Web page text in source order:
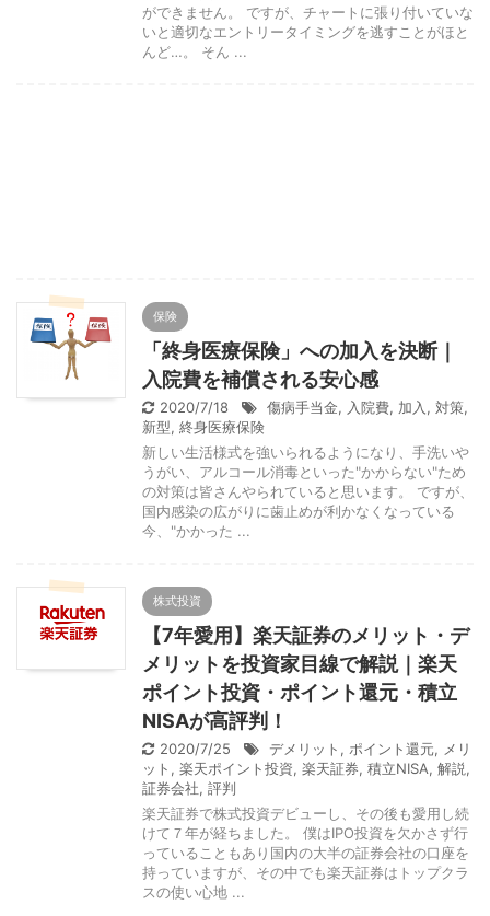
ができません。 ですが、チャートに張り付いていな
いと適切なエントリータイミングを逃すことがほと
んど…。 そん ...
保険
「終身医療保険」への加入を決断｜
入院費を補償される安心感
2020/7/18 傷病手当金, 入院費, 加入 , 対策,
新型, 終身医療保険
新しい生活様式を強いられるようになり、手洗いや
うがい、アルコール消毒といった"かからない"ため
の対策は皆さんやられていると思います。 ですが、
国内感染の広がりに歯止めが利かなくなっている
今、"かかった ...
株式投資
【7年愛用】楽天証券のメリット・デ
メリットを投資家目線で解説｜楽天
ポイント投資・ポイント還元・積立
NISAが高評判！
2020/7/25 デメリット , ポイント還元, メリ
ット , 楽天ポイント投資, 楽天証券, 積立NISA, 解説,
証券会社, 評判
楽天証券で株式投資デビューし、その後も愛用し続
けて７年が経ちました。 僕はIPO投資を欠かさず行
っていることもあり国内の大半の証券会社の口座を
持っていますが、その中でも楽天証券はトップクラ
スの使い心地 ...